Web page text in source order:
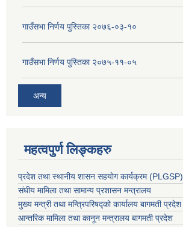
गाउँसभा निर्णय पुस्तिका २०७६-०३-१०
गाउँसभा निर्णय पुस्तिका २०७५-११-०५
अन्य
महत्वपुर्ण लिङ्कहरु
प्रदेश तथा स्थानीय शासन सहयाेग कार्यक्रम (PLGSP)
संघीय मामिला तथा सामान्य प्रशासन मन्त्रालय
मुख्य मन्त्री तथा मन्त्रिपरिषद्को कार्यालय बागमती प्रदेश
आन्तरिक मामिला तथा कानून मन्त्रालय बागमती प्रदेश